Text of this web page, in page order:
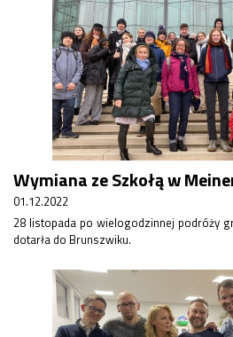
Biblioteka Szkolna
Filmy z wydarzeń szkolnych
Harmonogram pracy szkoły
Konkurs klas
Konkurs "Złota Żaba"
Kontakty zagraniczne
Newsy
Obóz adaptacyjny
Polityka ochrony dzieci
Przewodniczący Rady Szkoły
Warsztaty interdyscyplinarne
Wykaz podręczników
Zajęcia pozalekcyjne
Wymiana ze Szkołą w
01.12.2022
28 listopada po wielogodzinnej podróży
dotarła do Brunszwiku.